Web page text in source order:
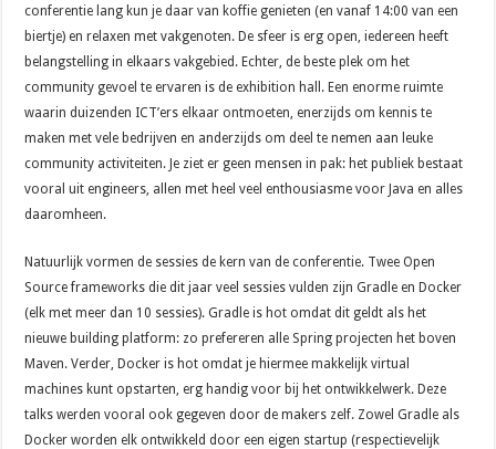
conferentie lang kun je daar van koffie genieten (en vanaf 14:00 van een
biertje) en relaxen met vakgenoten. De sfeer is erg open, iedereen heeft
belangstelling in elkaars vakgebied. Echter, de beste plek om het
community gevoel te ervaren is de exhibition hall. Een enorme ruimte
waarin duizenden ICT’ers elkaar ontmoeten, enerzijds om kennis te
maken met vele bedrijven en anderzijds om deel te nemen aan leuke
community activiteiten. Je ziet er geen mensen in pak: het publiek bestaat
vooral uit engineers, allen met heel veel enthousiasme voor Java en alles
daaromheen.
Natuurlijk vormen de sessies de kern van de conferentie. Twee Open
Source frameworks die dit jaar veel sessies vulden zijn Gradle en Docker
(elk met meer dan 10 sessies). Gradle is hot omdat dit geldt als het
nieuwe building platform: zo prefereren alle Spring projecten het boven
Maven. Verder, Docker is hot omdat je hiermee makkelijk virtual
machines kunt opstarten, erg handig voor bij het ontwikkelwerk. Deze
talks werden vooral ook gegeven door de makers zelf. Zowel Gradle als
Docker worden elk ontwikkeld door een eigen startup (respectievelijk